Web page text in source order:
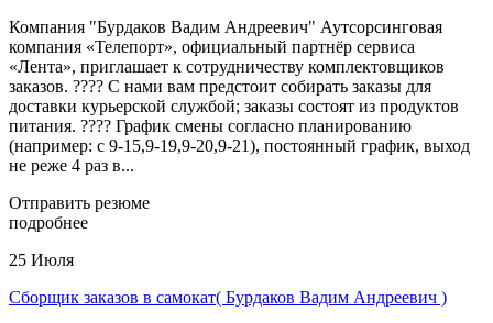
Компания "Бурдаков Вадим Андреевич" Аутсорсинговая
компания «Телепорт», официальный партнёр сервиса
«Лента», приглашает к сотрудничеству комплектовщиков
заказов. ???? С нами вам предстоит собирать заказы для
доставки курьерской службой; заказы состоят из продуктов
питания. ???? График смены согласно планированию
(например: с 9-15,9-19,9-20,9-21), постоянный график, выход
не реже 4 раз в...
Отправить резюме
подробнее
25 Июля
Сборщик заказов в самокат( Бурдаков Вадим Андреевич )